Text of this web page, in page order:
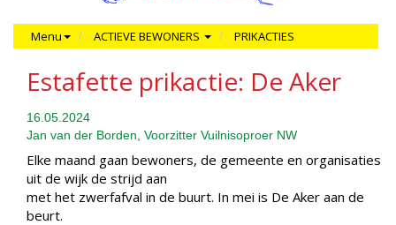
Menu ACTIEVE BEWONERS PRIKACTIES
Estafette prikactie: De Aker
16.05.2024
Jan van der Borden, Voorzitter Vuilnisoproer NW
Elke maand gaan bewoners, de gemeente en organisaties
uit de wijk de strijd aan
met het zwerfafval in de buurt. In mei is De Aker aan de
beurt.